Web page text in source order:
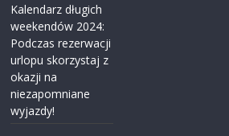
Kalendarz długich
weekendów 2024:
Podczas rezerwacji
urlopu skorzystaj z
okazji na
niezapomniane
wyjazdy!